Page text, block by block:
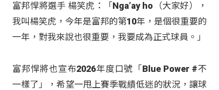
富邦悍將選手 楊笑虎：「Nga’ay ho（大家好），
我叫楊笑虎，今年是富邦的第10年，是個很重要的
一年，對我來說也很重要，我要成為正式球員。」
富邦悍將也宣布2026年度口號「Blue Power #不
一樣了」，希望一甩上賽季戰績低迷的狀況，讓球